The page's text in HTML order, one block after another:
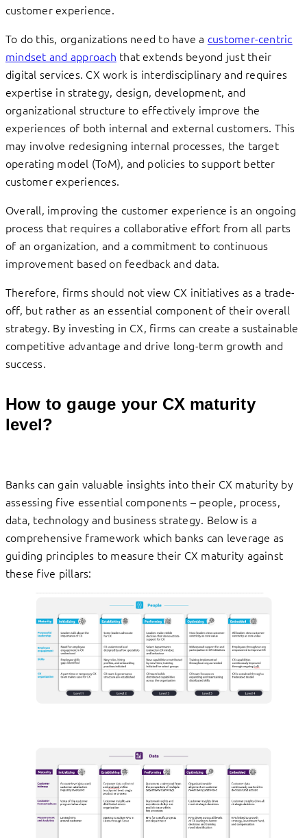
customer experience.
To do this, organizations need to have a customer-centric
mindset and approach that extends beyond just their
digital services. CX work is interdisciplinary and requires
expertise in strategy, design, development, and
organizational structure to effectively improve the
experiences of both internal and external customers. This
may involve redesigning internal processes, the target
operating model (ToM), and policies to support better
customer experiences.
Overall, improving the customer experience is an ongoing
process that requires a collaborative effort from all parts
of an organization, and a commitment to continuous
improvement based on feedback and data.
Therefore, firms should not view CX initiatives as a trade-
off, but rather as an essential component of their overall
strategy. By investing in CX, firms can create a sustainable
competitive advantage and drive long-term growth and
success.
How to gauge your CX maturity
level?
Banks can gain valuable insights into their CX maturity by
assessing five essential components – people, process,
data, technology and business strategy. Below is a
comprehensive framework which banks can leverage as
guiding principles to measure their CX maturity against
these five pillars: